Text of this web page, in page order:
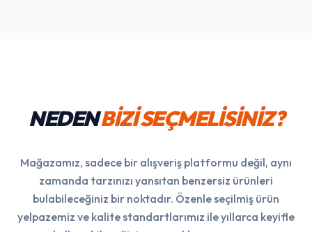
NEDENBİZİ SEÇMELİSİNİZ?
Mağazamız, sadece bir alışveriş platformu değil, aynı
zamanda tarzınızı yansıtan benzersiz ürünleri
bulabileceğiniz bir noktadır. Özenle seçilmiş ürün
yelpazemiz ve kalite standartlarımız ile yıllarca keyifle